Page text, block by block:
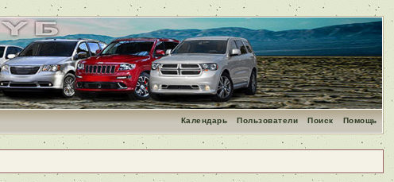
Помощь
Поиск
Пользователи
Календарь